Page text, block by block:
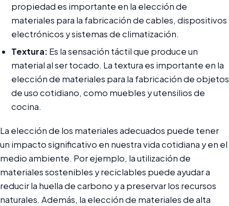
propiedad es importante en la elección de
materiales para la fabricación de cables, dispositivos
electrónicos y sistemas de climatización.
Textura: Es la sensación táctil que produce un
material al ser tocado. La textura es importante en la
elección de materiales para la fabricación de objetos
de uso cotidiano, como muebles y utensilios de
cocina.
La elección de los materiales adecuados puede tener
un impacto significativo en nuestra vida cotidiana y en el
medio ambiente. Por ejemplo, la utilización de
materiales sostenibles y reciclables puede ayudar a
reducir la huella de carbono y a preservar los recursos
naturales. Además, la elección de materiales de alta